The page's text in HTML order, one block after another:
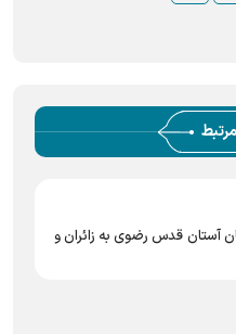
قدس رضوی به زائران و